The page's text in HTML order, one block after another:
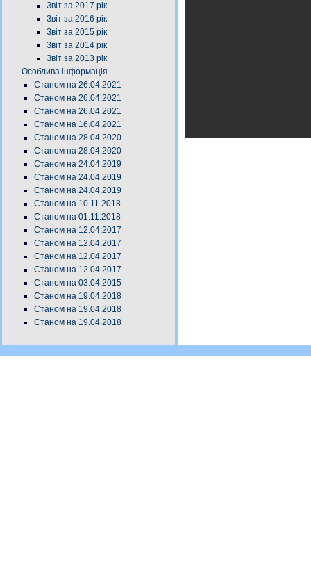
Звіт за 2017 рік
Звіт за 2016 рік
Звіт за 2015 рік
Звіт за 2014 рік
Звіт за 2013 рік
Особлива інформація
Станом на 26.04.2021
Станом на 26.04.2021
Станом на 26.04.2021
Станом на 16.04.2021
Станом на 28.04.2020
Станом на 28.04.2020
Станом на 24.04.2019
Станом на 24.04.2019
Станом на 24.04.2019
Станом на 10.11.2018
Станом на 01.11.2018
Станом на 12.04.2017
Станом на 12.04.2017
Станом на 12.04.2017
Станом на 12.04.2017
Станом на 03.04.2015
Станом на 19.04.2018
Станом на 19.04.2018
Станом на 19.04.2018